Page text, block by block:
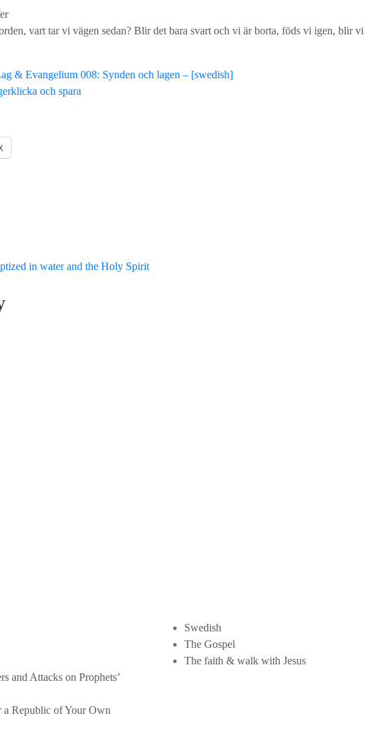
vart tar vi vägen sedan? Blir det bara svart och vi är borta, föds vi igen, blir vi
& Evangelium 008: Synden och lagen – [swedish]
och spara
in water and the Holy Spirit
and Attacks on Prophets’
a Republic of Your Own
Swedish
The Gospel
The faith & walk with Jesus